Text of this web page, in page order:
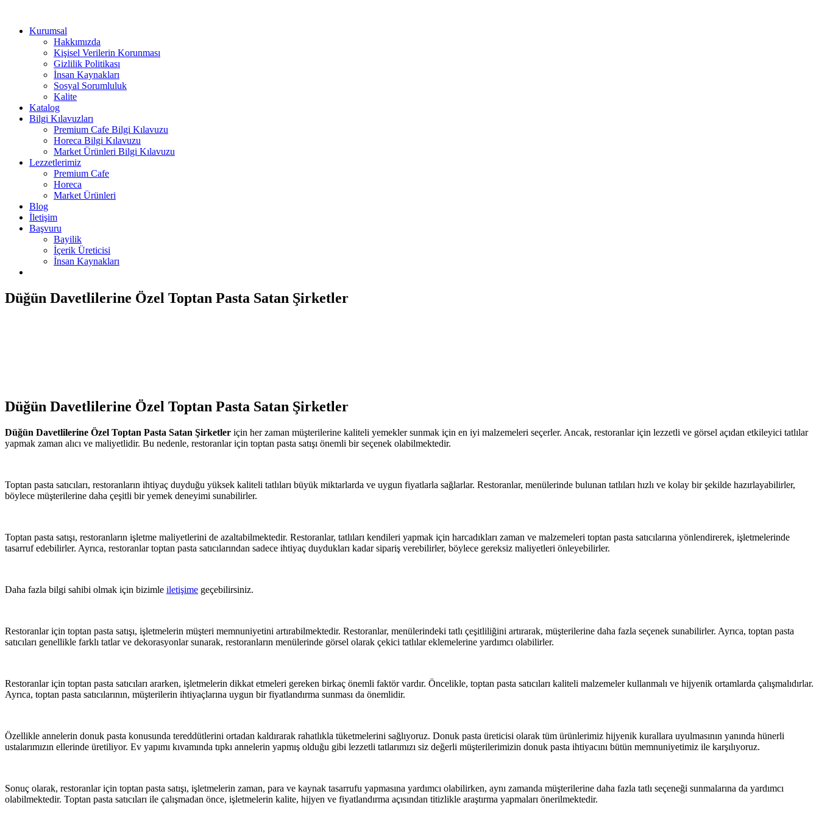
Kurumsal
Hakkımızda
Kişisel Verilerin Korunması
Gizlilik Politikası
İnsan Kaynakları
Sosyal Sorumluluk
Kalite
Katalog
Bilgi Kılavuzları
Premium Cafe Bilgi Kılavuzu
Horeca Bilgi Kılavuzu
Market Ürünleri Bilgi Kılavuzu
Lezzetlerimiz
Premium Cafe
Horeca
Market Ürünleri
Blog
İletişim
Başvuru
Bayilik
İçerik Üreticisi
İnsan Kaynakları
Düğün Davetlilerine Özel Toptan Pasta Satan Şirketler
Düğün Davetlilerine Özel Toptan Pasta Satan Şirketler
Düğün Davetlilerine Özel Toptan Pasta Satan Şirketler için her zaman müşterilerine kaliteli yemekler sunmak için en iyi malzemeleri seçerler. Ancak, restoranlar için lezzetli ve görsel açıdan etkileyici tatlılar
yapmak zaman alıcı ve maliyetlidir. Bu nedenle, restoranlar için toptan pasta satışı önemli bir seçenek olabilmektedir.
Toptan pasta satıcıları, restoranların ihtiyaç duyduğu yüksek kaliteli tatlıları büyük miktarlarda ve uygun fiyatlarla sağlarlar. Restoranlar, menülerinde bulunan tatlıları hızlı ve kolay bir şekilde hazırlayabilirler,
böylece müşterilerine daha çeşitli bir yemek deneyimi sunabilirler.
Toptan pasta satışı, restoranların işletme maliyetlerini de azaltabilmektedir. Restoranlar, tatlıları kendileri yapmak için harcadıkları zaman ve malzemeleri toptan pasta satıcılarına yönlendirerek, işletmelerinde
tasarruf edebilirler. Ayrıca, restoranlar toptan pasta satıcılarından sadece ihtiyaç duydukları kadar sipariş verebilirler, böylece gereksiz maliyetleri önleyebilirler.
Daha fazla bilgi sahibi olmak için bizimle iletişime geçebilirsiniz.
Restoranlar için toptan pasta satışı, işletmelerin müşteri memnuniyetini artırabilmektedir. Restoranlar, menülerindeki tatlı çeşitliliğini artırarak, müşterilerine daha fazla seçenek sunabilirler. Ayrıca, toptan pasta
satıcıları genellikle farklı tatlar ve dekorasyonlar sunarak, restoranların menülerinde görsel olarak çekici tatlılar eklemelerine yardımcı olabilirler.
Restoranlar için toptan pasta satıcıları ararken, işletmelerin dikkat etmeleri gereken birkaç önemli faktör vardır. Öncelikle, toptan pasta satıcıları kaliteli malzemeler kullanmalı ve hijyenik ortamlarda çalışmalıdırlar.
Ayrıca, toptan pasta satıcılarının, müşterilerin ihtiyaçlarına uygun bir fiyatlandırma sunması da önemlidir.
Özellikle annelerin donuk pasta konusunda tereddütlerini ortadan kaldırarak rahatlıkla tüketmelerini sağlıyoruz. Donuk pasta üreticisi olarak tüm ürünlerimiz hijyenik kurallara uyulmasının yanında hünerli
ustalarımızın ellerinde üretiliyor. Ev yapımı kıvamında tıpkı annelerin yapmış olduğu gibi lezzetli tatlarımızı siz değerli müşterilerimizin donuk pasta ihtiyacını bütün memnuniyetimiz ile karşılıyoruz.
Sonuç olarak, restoranlar için toptan pasta satışı, işletmelerin zaman, para ve kaynak tasarrufu yapmasına yardımcı olabilirken, aynı zamanda müşterilerine daha fazla tatlı seçeneği sunmalarına da yardımcı
olabilmektedir. Toptan pasta satıcıları ile çalışmadan önce, işletmelerin kalite, hijyen ve fiyatlandırma açısından titizlikle araştırma yapmaları önerilmektedir.